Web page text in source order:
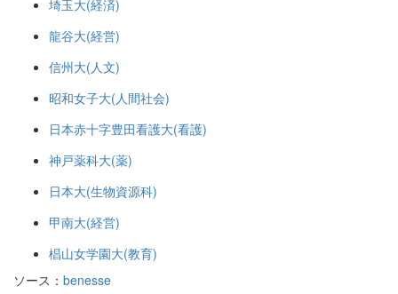
埼玉大(経済)
龍谷大(経営)
信州大(人文)
昭和女子大(人間社会)
日本赤十字豊田看護大(看護)
神戸薬科大(薬)
日本大(生物資源科)
甲南大(経営)
椙山女学園大(教育)
ソース： benesse